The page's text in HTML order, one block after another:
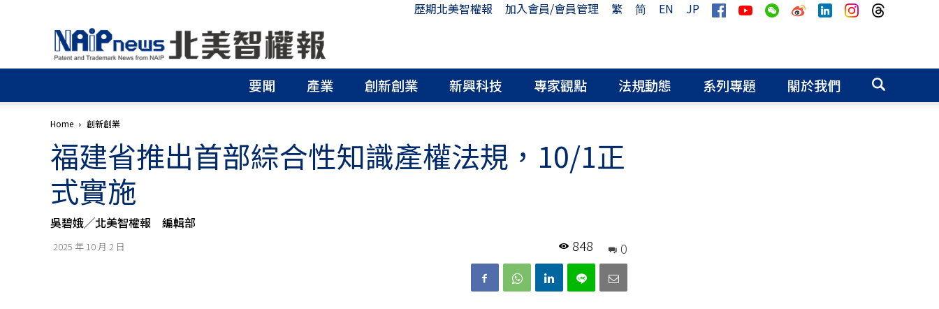
歷期北美智權報 加入會員/會員管理 繁 简 EN
JP
北
美
智
權
│
申
請
│
申
請
要聞 產業 創新創業 新興科技 專家觀點 法規動態 系列專題 關於我們
Home 創新創業
福建省推出首部綜合性知識產權法規，10/1正
式實施
吳碧娥╱北美智權報 編輯部
2025 年 10 月 2 日 0
848